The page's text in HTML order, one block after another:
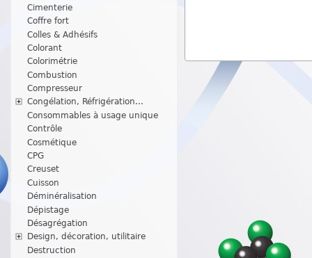
Cimenterie
Coffre fort
Colles & Adhésifs
Colorant
Colorimétrie
Combustion
Compresseur
Congélation, Réfrigération...
Consommables à usage unique
Contrôle
Cosmétique
CPG
Creuset
Cuisson
Déminéralisation
Dépistage
Désagrégation
Design, décoration, utilitaire
Destruction